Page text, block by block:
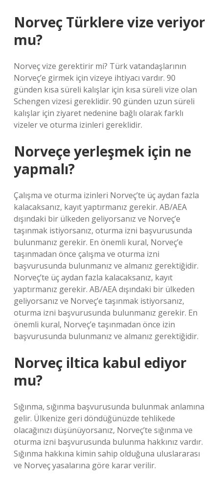
Norveç Türklere vize veriyor
mu?
Norveç vize gerektirir mi? Türk vatandaşlarının
Norveç’e girmek için vizeye ihtiyacı vardır. 90
günden kısa süreli kalışlar için kısa süreli vize olan
Schengen vizesi gereklidir. 90 günden uzun süreli
kalışlar için ziyaret nedenine bağlı olarak farklı
vizeler ve oturma izinleri gereklidir.
Norveçe yerleşmek için ne
yapmalı?
Çalışma ve oturma izinleri Norveç’te üç aydan fazla
kalacaksanız, kayıt yaptırmanız gerekir. AB/AEA
dışındaki bir ülkeden geliyorsanız ve Norveç’e
taşınmak istiyorsanız, oturma izni başvurusunda
bulunmanız gerekir. En önemli kural, Norveç’e
taşınmadan önce çalışma ve oturma izni
başvurusunda bulunmanız ve almanız gerektiğidir.
Norveç’te üç aydan fazla kalacaksanız, kayıt
yaptırmanız gerekir. AB/AEA dışındaki bir ülkeden
geliyorsanız ve Norveç’e taşınmak istiyorsanız,
oturma izni başvurusunda bulunmanız gerekir. En
önemli kural, Norveç’e taşınmadan önce izin
başvurusunda bulunmanız ve almanız gerektiğidir.
Norveç iltica kabul ediyor
mu?
Sığınma, sığınma başvurusunda bulunmak anlamına
gelir. Ülkenize geri döndüğünüzde tehlikede
olacağınızı düşünüyorsanız, Norveç’te sığınma ve
oturma izni başvurusunda bulunma hakkınız vardır.
Sığınma hakkına kimin sahip olduğuna uluslararası
ve Norveç yasalarına göre karar verilir.